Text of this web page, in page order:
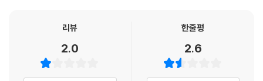
리뷰
2.0
한줄평
2.6